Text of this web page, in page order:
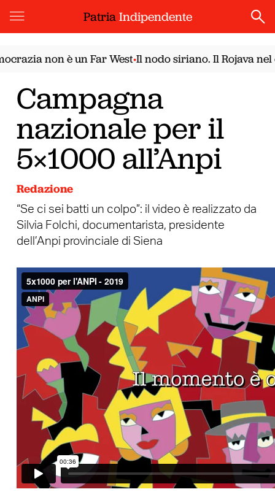
PatriaIndipendente
non è un Far West•Il nodo siriano. Il Rojava nel
Campagna
nazionale per il
5×1000 all’Anpi
Redazione
“Se ci sei batti un colpo”: il video è realizzato da
Silvia Folchi, documentarista, presidente
dell’Anpi provinciale di Siena